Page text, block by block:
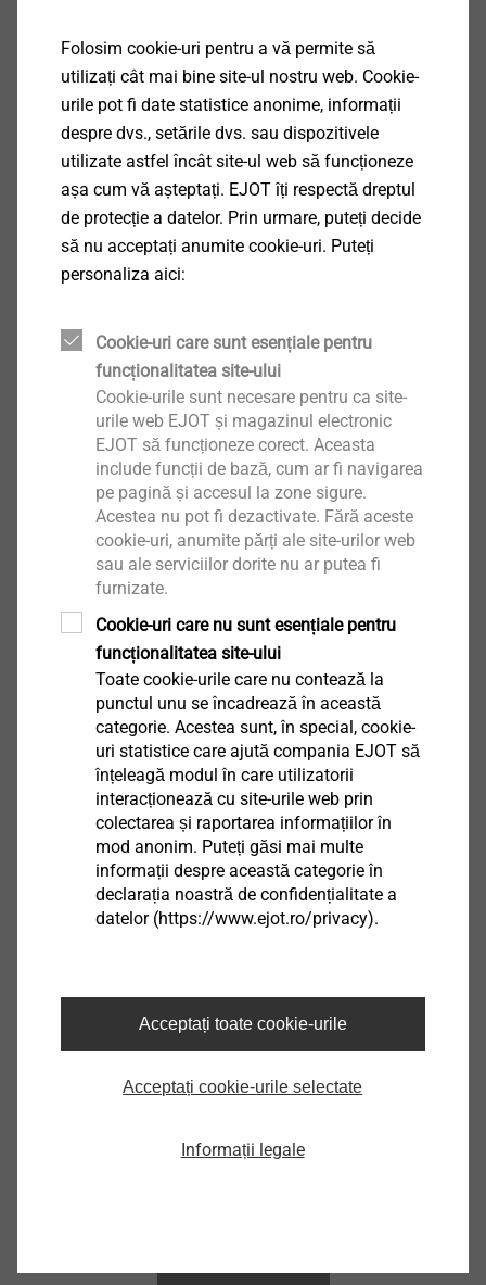
Vă rugăm să alegeți o variantă de produs
Filtru
SDS plus 5/110
9200000020
SDS plus 5.5/260
9200000021
SDS plus 5/160
SDS plus 5/210
9200000025
SDS plus 5.0 x 250/310
9200000028
SDS plus 6/160
9200000032
SDS-plus 8/160
SDS plus 8/310
SDS plus 8/210
Folosim cookie-uri pentru a vă permite să
utilizați cât mai bine site-ul nostru web. Cookie-
urile pot fi date statistice anonime, informații
despre dvs., setările dvs. sau dispozitivele
utilizate astfel încât site-ul web să funcționeze
așa cum vă așteptați. EJOT îți respectă dreptul
de protecție a datelor. Prin urmare, puteți decide
să nu acceptați anumite cookie-uri. Puteți
personaliza aici:
Cookie-uri care sunt esențiale pentru
funcționalitatea site-ului
Cookie-urile sunt necesare pentru ca site-
urile web EJOT și magazinul electronic
EJOT să funcționeze corect. Aceasta
include funcții de bază, cum ar fi navigarea
pe pagină și accesul la zone sigure.
Acestea nu pot fi dezactivate. Fără aceste
cookie-uri, anumite părți ale site-urilor web
sau ale serviciilor dorite nu ar putea fi
furnizate.
Cookie-uri care nu sunt esențiale pentru
funcționalitatea site-ului
Toate cookie-urile care nu contează la
punctul unu se încadrează în această
categorie. Acestea sunt, în special, cookie-
uri statistice care ajută compania EJOT să
înțeleagă modul în care utilizatorii
interacționează cu site-urile web prin
colectarea și raportarea informațiilor în
mod anonim. Puteți găsi mai multe
informații despre această categorie în
declarația noastră de confidențialitate a
datelor (https://www.ejot.ro/privacy).
Acceptați toate cookie-urile
Acceptați cookie-urile selectate
Informații legale